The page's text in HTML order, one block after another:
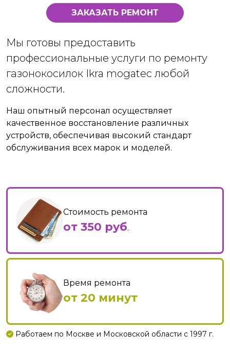
ЗАКАЗАТЬ РЕМОНТ
Мы готовы предоставить
профессиональные услуги по ремонту
газонокосилок Ikra mogatec любой
сложности.
Наш опытный персонал осуществляет
качественное восстановление различных
устройств, обеспечивая высокий стандарт
обслуживания всех марок и моделей.
Стоимость ремонта
от 350 руб.
Время ремонта
от 20 минут
Работаем по Москве и Московской области с 1997 г.